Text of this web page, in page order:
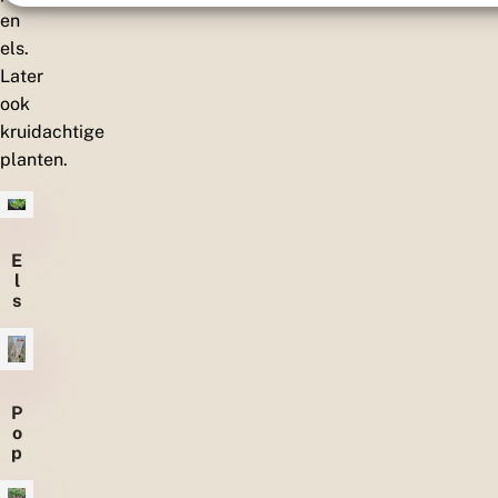
en
els.
Later
ook
kruidachtige
planten.
E
l
s
P
o
p
li